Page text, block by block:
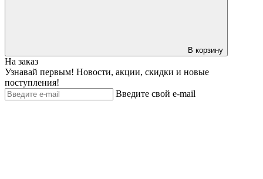
В корзину
На заказ
Узнавай первым! Новости, акции, скидки и новые
поступления!
Введите свой e-mail